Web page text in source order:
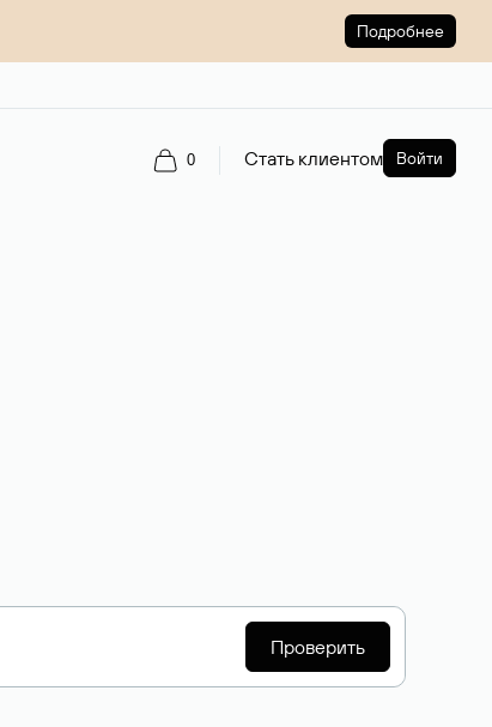
Подробнее
0 Стать клиентом Войти
Проверить